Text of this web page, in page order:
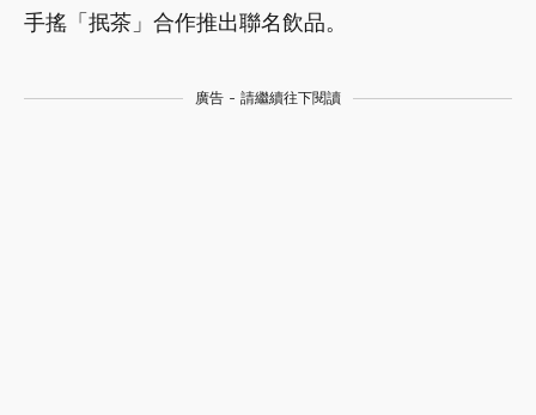
手搖「抿茶」合作推出聯名飲品。
廣告 - 請繼續往下閱讀